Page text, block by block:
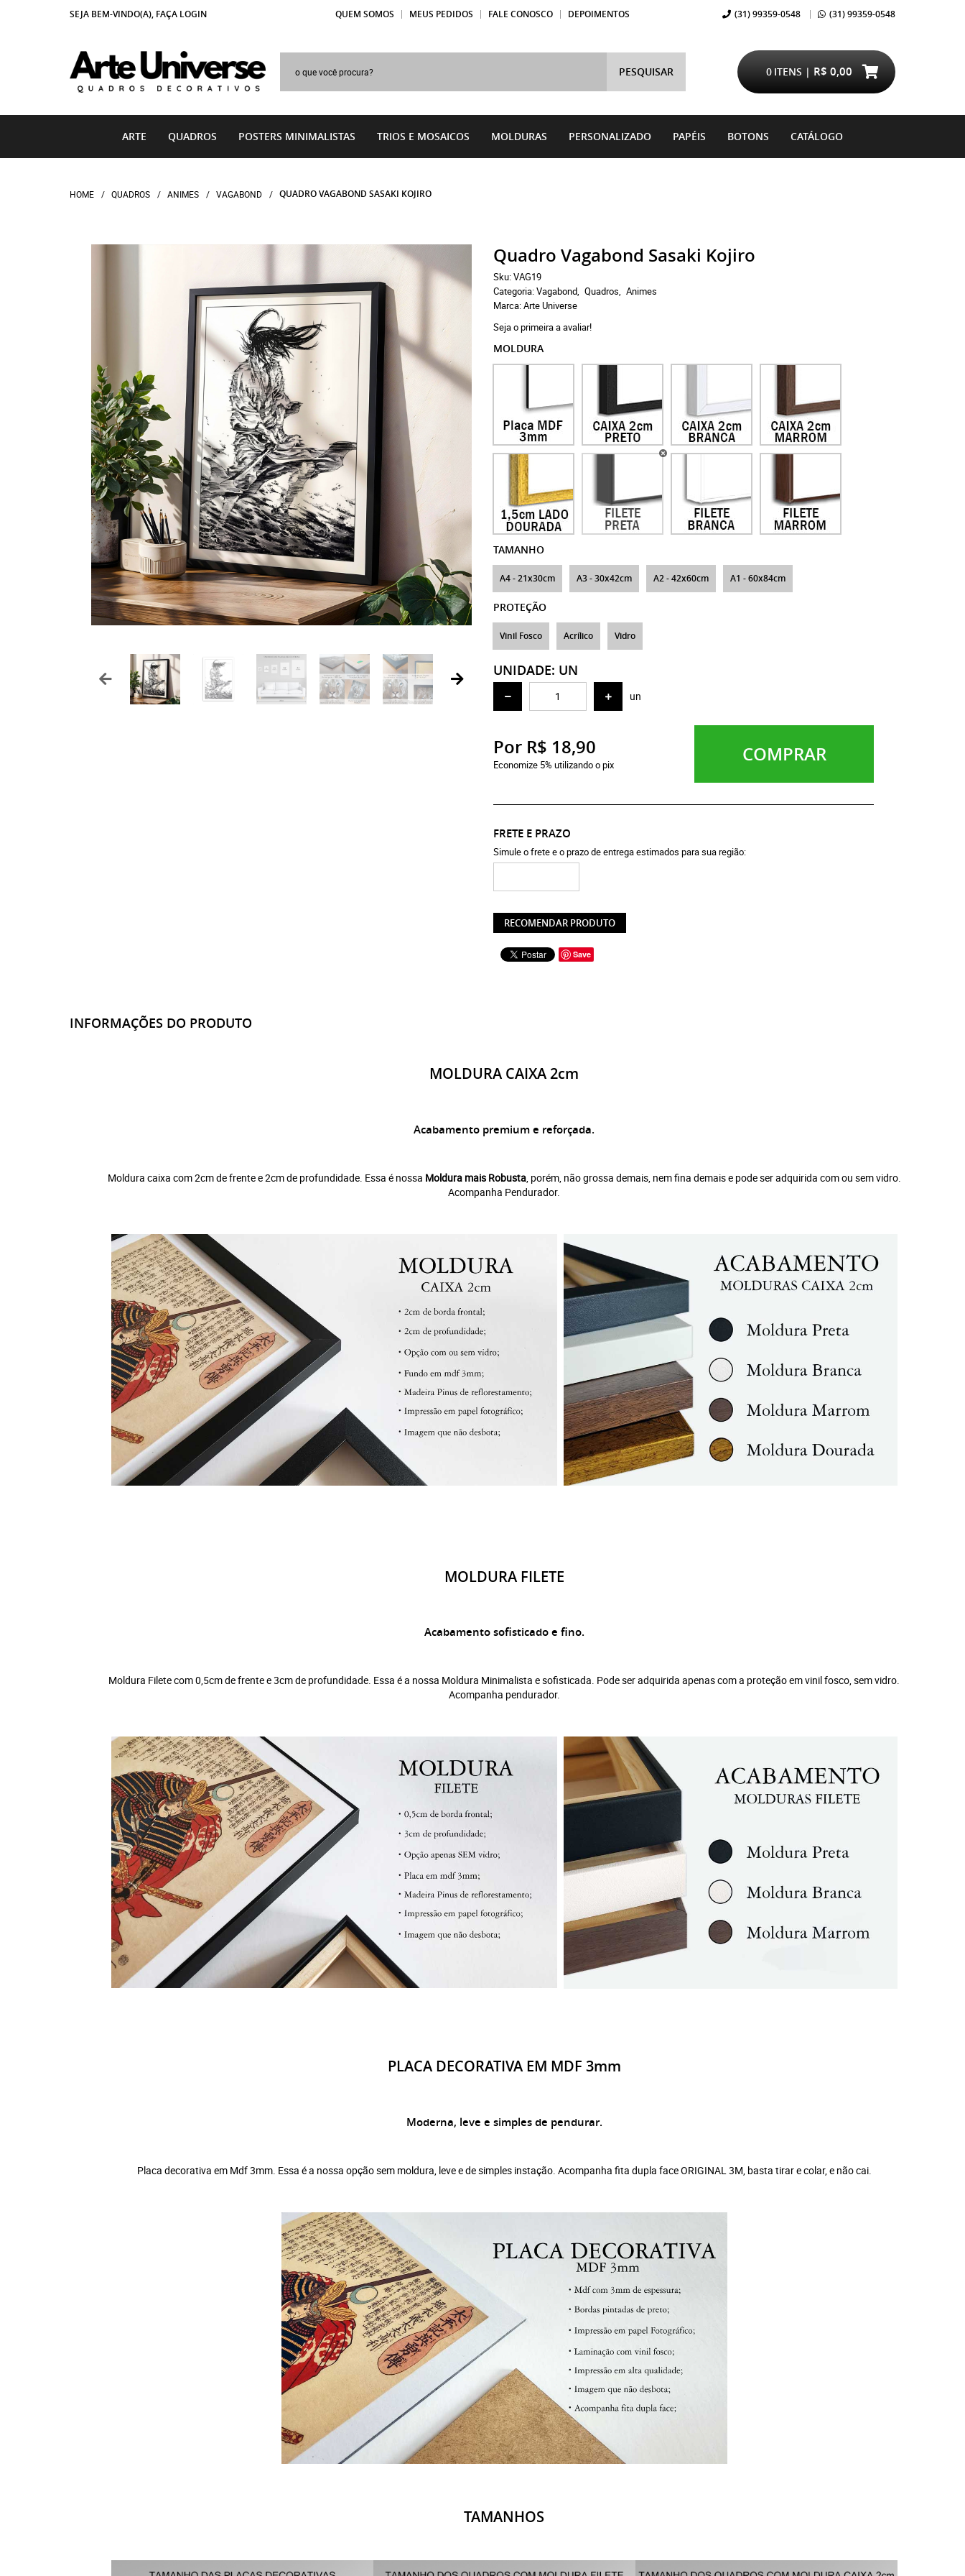
SEJA BEM-VINDO(A), FAÇA LOGIN QUEM SOMOS MEUS PEDIDOS FALE CONOSCO DEPOIMENTOS (31)99359-0548 (31)99359-0548
PESQUISAR ITENS
0 R$ 0,00
ARTE QUADROS POSTERS MINIMALISTAS TRIOS E MOSAICOS MOLDURAS PERSONALIZADO PAPÉIS BOTONS CATÁLOGO
HOME QUADROS ANIMES VAGABOND QUADRO VAGABOND SASAKI KOJIRO
Quadro Vagabond Sasaki Kojiro
Sku:VAG19
Categoria:Vagabond Quadros
Animes
Marca:Arte Universe
Seja o primeira a avaliar!
MOLDURA
TAMANHO
A4 - 21x30cm A3 - 30x42cm A2 - 42x60cm A1 - 60x84cm
PROTEÇÃO
Vinil Fosco Acrílico Vidro
UNIDADE: UN
un
Por R$ 18,90
Economize 5% utilizando o pix COMPRAR
FRETE E PRAZO
Simule o frete e o prazo de entrega estimados para sua região:
RECOMENDAR PRODUTO
Save
INFORMAÇÕES DO PRODUTO
MOLDURA CAIXA 2cm
Acabamento premium e reforçada.
Moldura caixa com 2cm de frente e 2cm de profundidade. Essa é nossa Moldura mais Robusta, porém, não grossa demais, nem fina demais e pode ser adquirida com ou sem vidro.
Acompanha Pendurador.
MOLDURA FILETE
Acabamento sofisticado e fino.
Moldura Filete com 0,5cm de frente e 3cm de profundidade. Essa é a nossa Moldura Minimalista e sofisticada. Pode ser adquirida apenas com a proteção em vinil fosco, sem vidro.
Acompanha pendurador.
PLACA DECORATIVA EM MDF 3mm
Moderna, leve e simples de pendurar.
Placa decorativa em Mdf 3mm. Essa é a nossa opção sem moldura, leve e de simples instação. Acompanha fita dupla face ORIGINAL 3M, basta tirar e colar, e não cai.
TAMANHOS